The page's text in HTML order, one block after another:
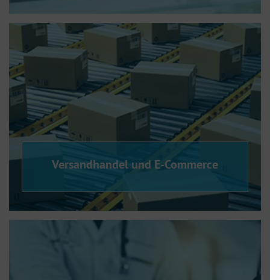
Versandhandel und E-Commerce